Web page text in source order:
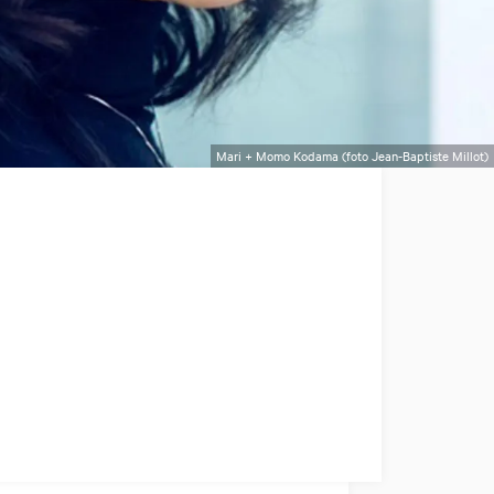
Mari + Momo Kodama (foto Jean-Baptiste Millot)